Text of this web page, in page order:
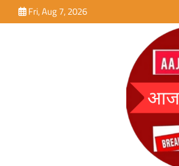
to
Fri, Aug 7, 2026